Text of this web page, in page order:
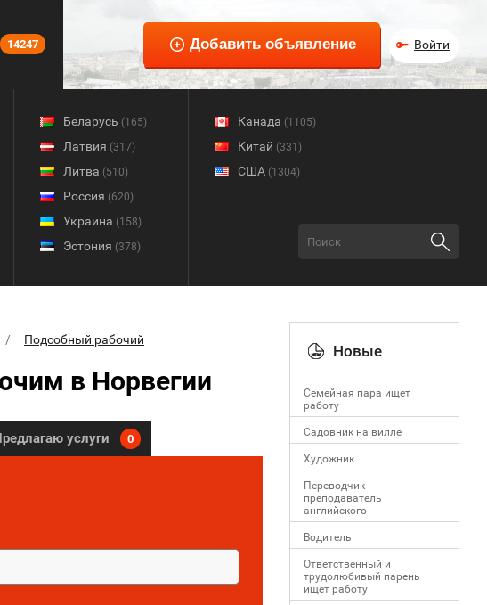
14247 Войти
Беларусь (165)
Латвия (317)
Литва (510)
Россия (620)
Украина (158)
Эстония (378)
Канада (1105)
Китай (331)
США (1304)
Подсобный рабочий
в Норвегии
услуги 0
Новые
Семейная пара ищет
работу
Садовник на вилле
Художник
Переводчик
преподаватель
английского
Водитель
Ответственный и
трудолюбивый парень
ищет работу